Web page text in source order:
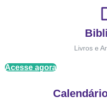
Livros e
Acesse agora